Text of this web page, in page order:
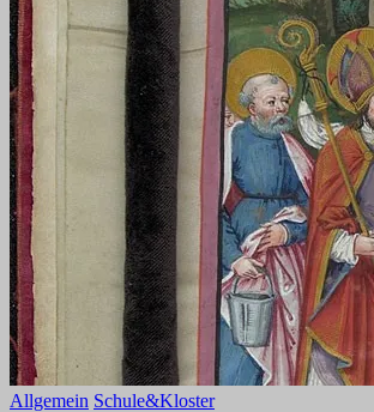
Allgemein Schule&Kloster